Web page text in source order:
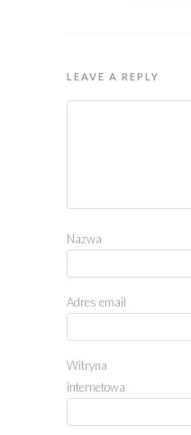
LEAVE A REPLY
Nazwa
Adres email
Witryna
internetowa